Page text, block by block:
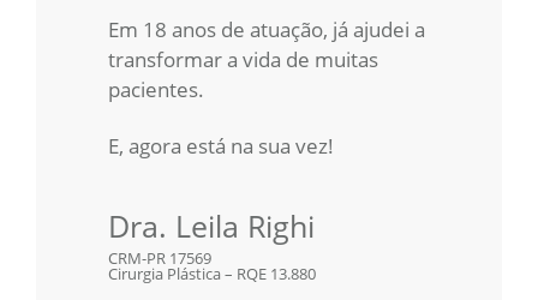
Em 18 anos de atuação, já ajudei a
transformar a vida de muitas
pacientes.
E, agora está na sua vez!
Dra. Leila Righi
CRM-PR 17569
Cirurgia Plástica – RQE 13.880